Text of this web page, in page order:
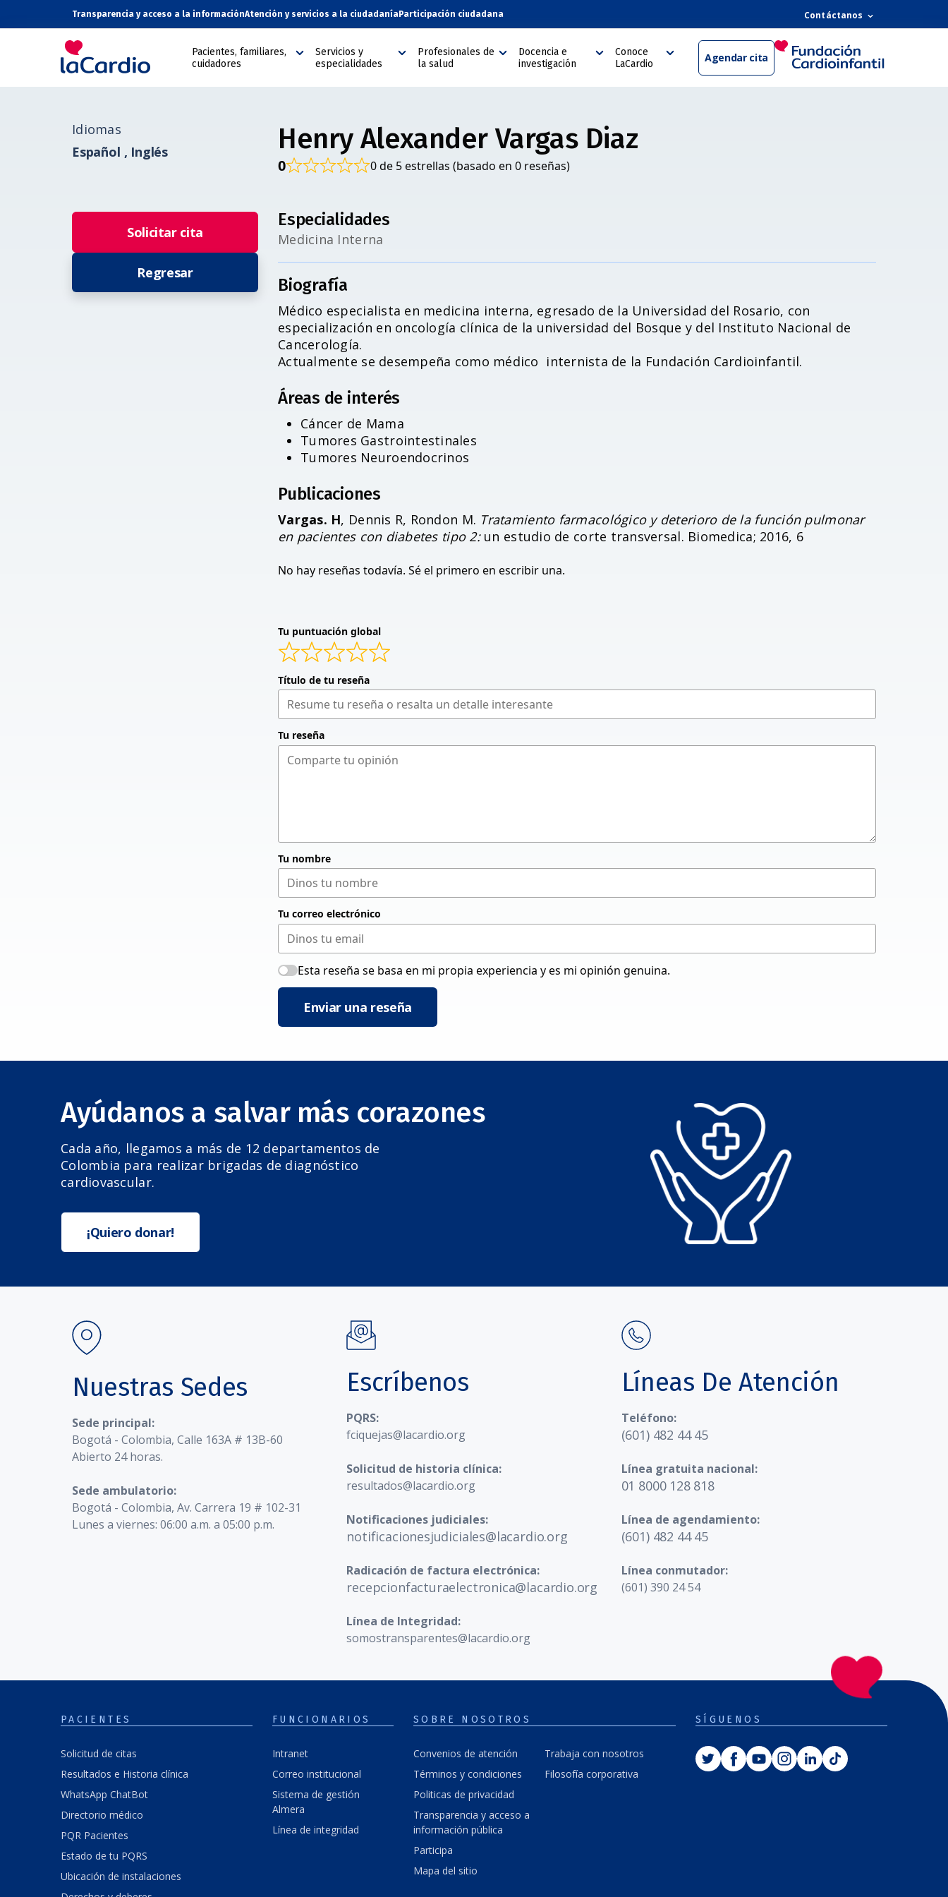
Transparencia y acceso a la informaciónAtención y servicios a la ciudadanía Participación ciudadana Contáctanos
Pacientes, familiares,
cuidadores
Servicios y
especialidades
Profesionales de
la salud
Docencia e
investigación
Conoce
LaCardio
Agendar cita
Idiomas
Español , Inglés
Solicitar cita
Regresar
Henry Alexander Vargas Diaz
0 0 de 5 estrellas (basado en 0 reseñas)
Especialidades
Medicina Interna
Biografía
Médico especialista en medicina interna, egresado de la Universidad del Rosario, con
especialización en oncología clínica de la universidad del Bosque y del Instituto Nacional de
Cancerología.
Actualmente se desempeña como médico internista de la Fundación Cardioinfantil.
Áreas de interés
Cáncer de Mama
Tumores Gastrointestinales
Tumores Neuroendocrinos
Publicaciones
Vargas. H, Dennis R, Rondon M. Tratamiento farmacológico y deterioro de la función pulmonar
en pacientes con diabetes tipo 2:un estudio de corte transversal. Biomedica; 2016, 6
No hay reseñas todavía. Sé el primero en escribir una.
Tu puntuación global
Título de tu reseña
Tu reseña
Tu nombre
Tu correo electrónico
Esta reseña se basa en mi propia experiencia y es mi opinión genuina.
Enviar una reseña
Ayúdanos a salvar más corazones
Cada año, llegamos a más de 12 departamentos de
Colombia para realizar brigadas de diagnóstico
cardiovascular.
¡Quiero donar!
Nuestras Sedes
Sede principal:
Bogotá - Colombia, Calle 163A # 13B-60
Abierto 24 horas.
Sede ambulatorio:
Bogotá - Colombia, Av. Carrera 19 # 102-31
Lunes a viernes: 06:00 a.m. a 05:00 p.m.
Escríbenos
PQRS:
fciquejas@lacardio.org
Solicitud de historia clínica:
resultados@lacardio.org
Notificaciones judiciales:
notificacionesjudiciales@lacardio.org
Radicación de factura electrónica:
recepcionfacturaelectronica@lacardio.org
Línea de Integridad:
somostransparentes@lacardio.org
Líneas De Atención
Teléfono:
(601) 482 44 45
Línea gratuita nacional:
01 8000 128 818
Línea de agendamiento:
(601) 482 44 45
Línea conmutador:
(601) 390 24 54
PACIENTES
Solicitud de citas
Resultados e Historia clínica
WhatsApp ChatBot
Directorio médico
PQR Pacientes
Estado de tu PQRS
Ubicación de instalaciones
FUNCIONARIOS
Intranet
Correo institucional
Sistema de gestión
Almera
Línea de integridad
SOBRE NOSOTROS
Convenios de atención
Términos y condiciones
Politicas de privacidad
Transparencia y acceso a
información pública
Participa
Mapa del sitio
Trabaja con nosotros
Filosofía corporativa
SÍGUENOS
TwitterFacebook
YoutubeInstagram
LinkedinTiktok